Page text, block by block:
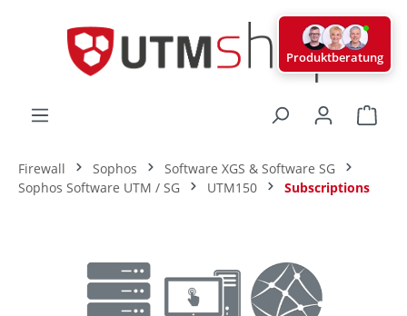
Firewall Sophos
Software XGS & Software SG
Sophos Software UTM / SG
UTM150 Subscriptions
Produktberatung